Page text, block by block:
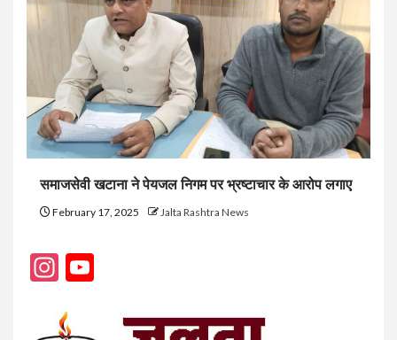
समाजसेवी खटाना ने पेयजल निगम पर भ्रष्टाचार के आरोप लगाए
February 17, 2025 Jalta Rashtra News
Instagram